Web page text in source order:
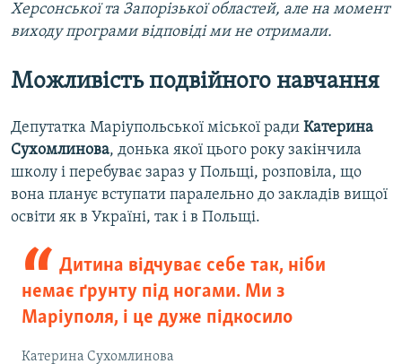
Херсонської та Запорізької областей, але на момент
виходу програми відповіді ми не отримали.
Можливість подвійного навчання
Депутатка Маріупольської міської ради Катерина
Сухомлинова, донька якої цього року закінчила
школу і перебуває зараз у Польщі, розповіла, що
вона планує вступати паралельно до закладів вищої
освіти як в Україні, так і в Польщі.
Дитина відчуває себе так, ніби
немає ґрунту під ногами. Ми з
Маріуполя, і це дуже підкосило
Катерина Сухомлинова